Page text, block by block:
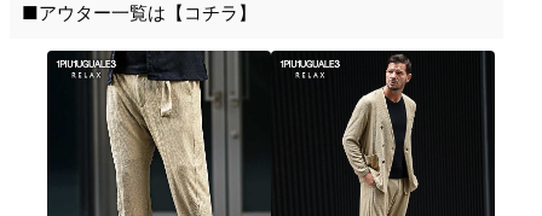
■アウター一覧は【 コチラ 】